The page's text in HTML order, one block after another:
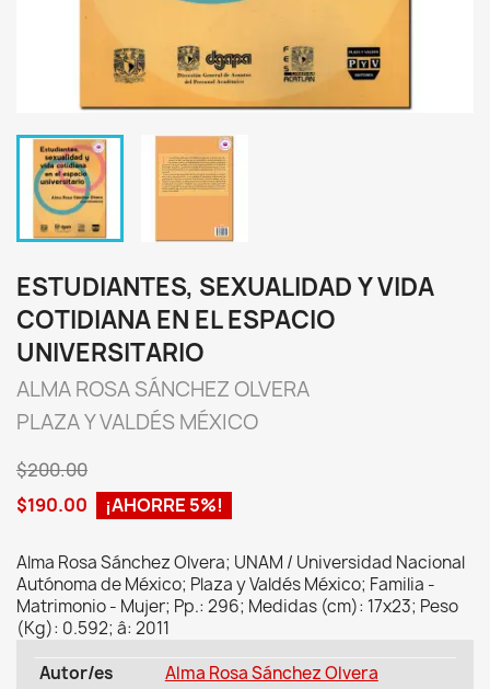
ESTUDIANTES, SEXUALIDAD Y VIDA
COTIDIANA EN EL ESPACIO
UNIVERSITARIO
ALMA ROSA SÁNCHEZ OLVERA
PLAZA Y VALDÉS MÉXICO
$200.00
$190.00
¡AHORRE 5%!
Alma Rosa Sánchez Olvera; UNAM / Universidad Nacional
Autónoma de México; Plaza y Valdés México; Familia -
Matrimonio - Mujer; Pp.: 296; Medidas (cm): 17x23; Peso
(Kg): 0.592; â: 2011
Autor/es
Alma Rosa Sánchez Olvera